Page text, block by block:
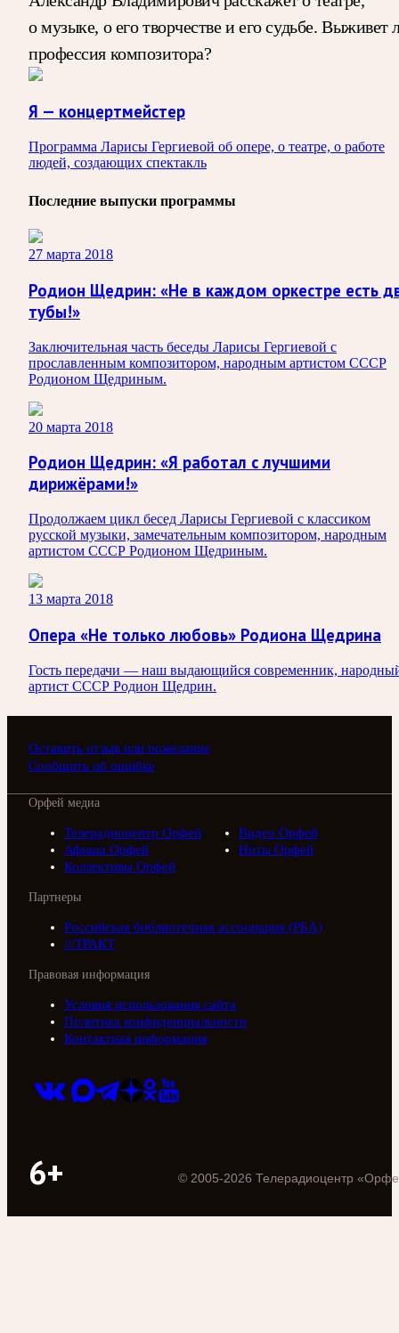
о музыке, о его творчестве и его судьбе. Выживет
профессия композитора?
Я — концертмейстер
Программа Ларисы Гергиевой об опере, о театре, о работе
людей, создающих спектакль
Последние выпуски программы
27 марта 2018
Родион Щедрин: «Не в каждом оркестре есть
тубы!»
Заключительная часть беседы Ларисы Гергиевой с
прославленным композитором, народным артистом СССР
Родионом Щедриным.
20 марта 2018
Родион Щедрин: «Я работал с лучшими
дирижёрами!»
Продолжаем цикл бесед Ларисы Гергиевой с классиком
русской музыки, замечательным композитором, народным
артистом СССР Родионом Щедриным.
13 марта 2018
Опера «Не только любовь» Родиона Щедрина
Гость передачи — наш выдающийся современник,
артист СССР Родион Щедрин.
Оставить отзыв или пожелание
Сообщить об ошибке
Орфей медиа
Телерадиоцентр Орфей
Видео Орфей
Афиша Орфей
Ноты Орфей
Коллективы Орфей
Партнеры
Российская библиотечная ассоциация (РБА)
///ТРАКТ
Правовая информация
Условия использования сайта
Политика конфиденциальности
Контактная информация
6+ © 2005-2026 Телерадиоцентр